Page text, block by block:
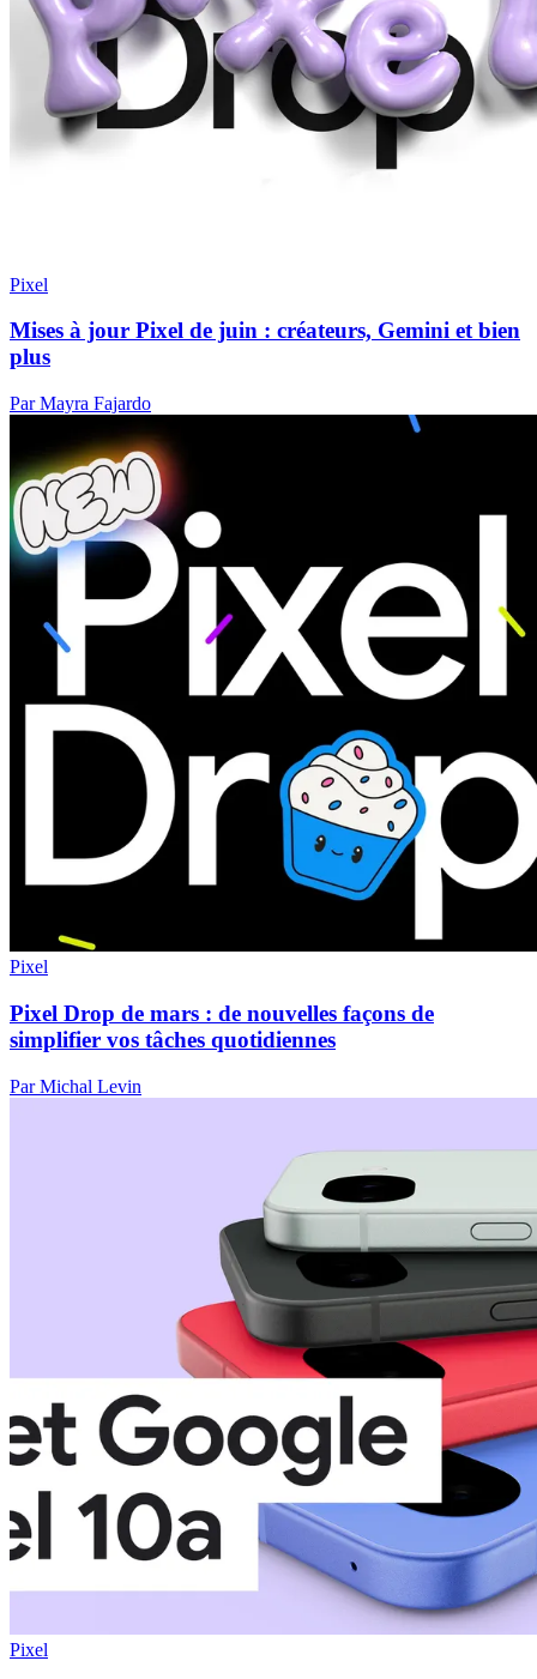
Pixel
Mises à jour Pixel de juin : créateurs, Gemini et bien
plus
Par Mayra Fajardo
Pixel
Pixel Drop de mars : de nouvelles façons de
simplifier vos tâches quotidiennes
Par Michal Levin
Pixel